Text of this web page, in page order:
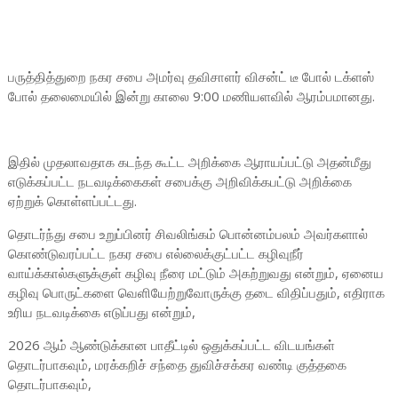
பருத்தித்துறை நகர சபை அமர்வு தவிசாளர் விசன்ட் டீ போல் டக்ளஸ்
போல் தலைமையில் இன்று காலை 9:00 மணியளவில் ஆரம்பமானது.
இதில் முதலாவதாக கடந்த கூட்ட அறிக்கை ஆராயப்பட்டு அதன்மீது
எடுக்கப்பட்ட நடவடிக்கைகள் சபைக்கு அறிவிக்கபட்டு அறிக்கை
ஏற்றுக் கொள்ளப்பட்டது.
தொடர்ந்து சபை உறுப்பினர் சிவலிங்கம் பொன்னம்பலம் அவர்களால்
கொண்டுவரப்பட்ட நகர சபை எல்லைக்குட்பட்ட கழிவுநீர்
வாய்க்கால்களுக்குள் கழிவு நீரை மட்டும் அகற்றுவது என்றும், ஏனைய
கழிவு பொருட்களை வெளியேற்றுவோருக்கு தடை விதிப்பதும், எதிராக
உரிய நடவடிக்கை எடுப்பது என்றும்,
2026 ஆம் ஆண்டுக்கான பாதீட்டில் ஒதுக்கப்பட்ட விடயங்கள்
தொடர்பாகவும், மரக்கறிச் சந்தை துவிச்சக்கர வண்டி குத்தகை
தொடர்பாகவும்,